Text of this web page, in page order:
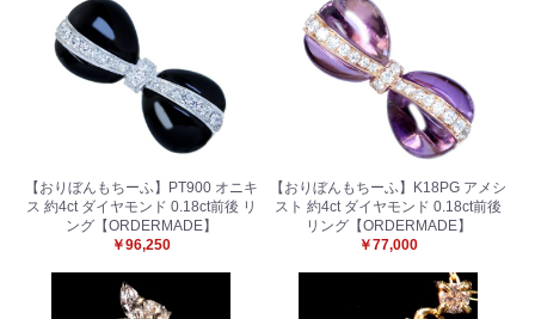
【おりぼんもちーふ】PT900 オニキ
ス 約4ct ダイヤモンド 0.18ct前後 リ
ング【ORDERMADE】
￥96,250
【おりぼんもちーふ】K18PG アメシ
スト 約4ct ダイヤモンド 0.18ct前後
リング【ORDERMADE】
￥77,000